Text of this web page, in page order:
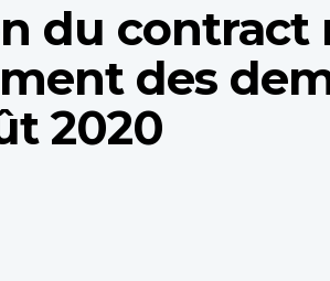
du contract
des
2020